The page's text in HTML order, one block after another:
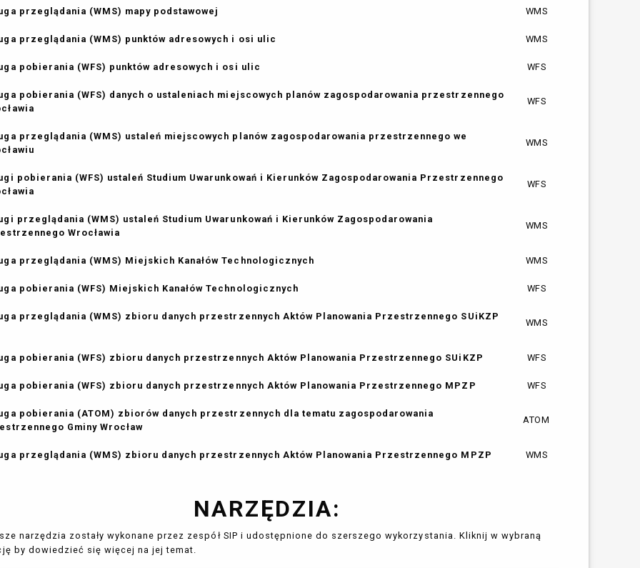
przeglądania (WMS) mapy podstawowej WMS
przeglądania (WMS) punktów adresowych i osi ulic WMS
pobierania (WFS) punktów adresowych i osi ulic WFS
pobierania (WFS) danych o ustaleniach miejscowych planów zagospodarowania przestrzennego
WFS
przeglądania (WMS) ustaleń miejscowych planów zagospodarowania przestrzennego we
WMS
pobierania (WFS) ustaleń Studium Uwarunkowań i Kierunków Zagospodarowania Przestrzennego
WFS
przeglądania (WMS) ustaleń Studium Uwarunkowań i Kierunków Zagospodarowania
Wrocławia
WMS
przeglądania (WMS) Miejskich Kanałów Technologicznych WMS
pobierania (WFS) Miejskich Kanałów Technologicznych WFS
przeglądania (WMS) zbioru danych przestrzennych Aktów Planowania Przestrzennego SUiKZP
WMS
pobierania (WFS) zbioru danych przestrzennych Aktów Planowania Przestrzennego SUiKZP WFS
pobierania (WFS) zbioru danych przestrzennych Aktów Planowania Przestrzennego MPZP WFS
pobierania (ATOM) zbiorów danych przestrzennych dla tematu zagospodarowania
Gminy Wrocław
ATOM
przeglądania (WMS) zbioru danych przestrzennych Aktów Planowania Przestrzennego MPZP WMS
NARZĘDZIA:
narzędzia zostały wykonane przez zespół SIP i udostępnione do szerszego wykorzystania. Kliknij w wybraną
by dowiedzieć się więcej na jej temat.